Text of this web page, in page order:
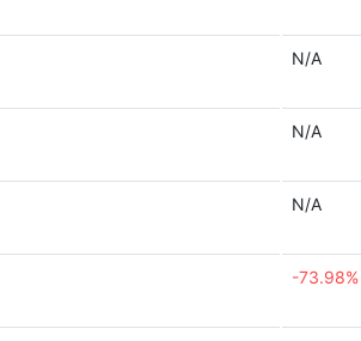
N/A
N/A
N/A
-73.98%